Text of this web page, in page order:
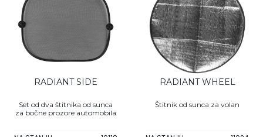
RADIANT SIDE
Set od dva štitnika od sunca
za bočne prozore automobila
RADIANT WHEEL
Štitnik od sunca za volan